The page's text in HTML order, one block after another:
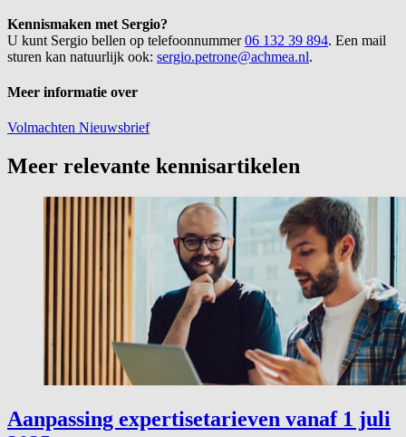
Kennismaken met Sergio?
U kunt Sergio bellen op telefoonnummer06 132 39 894. Een mail
sturen kan natuurlijk ook: sergio.petrone@achmea.nl.
Meer informatie over
Volmachten Nieuwsbrief
Meer relevante kennisartikelen
Aanpassing expertisetarieven vanaf 1 juli